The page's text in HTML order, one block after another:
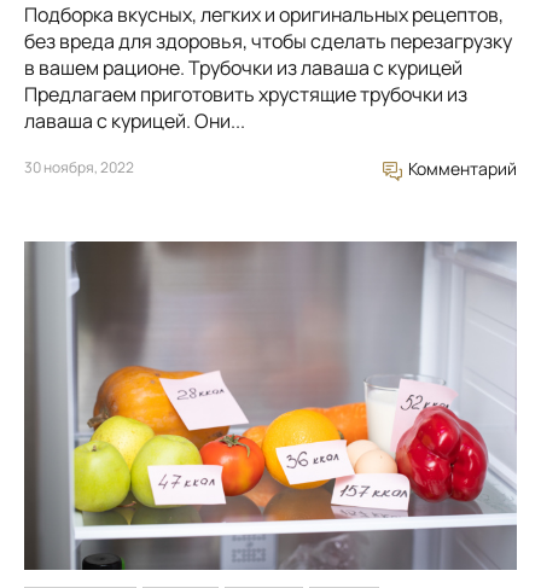
Подборка вкусных, легких и оригинальных рецептов,
без вреда для здоровья, чтобы сделать перезагрузку
в вашем рационе. Трубочки из лаваша с курицей
Предлагаем приготовить хрустящие трубочки из
лаваша с курицей. Они...
30 ноября, 2022 Комментарий